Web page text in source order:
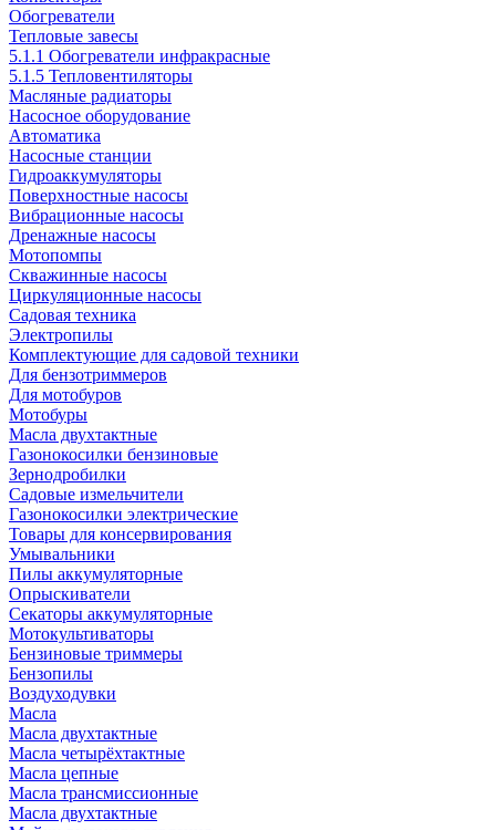
Обогреватели
Тепловые завесы
5.1.1 Обогреватели инфракрасные
5.1.5 Тепловентиляторы
Масляные радиаторы
Насосное оборудование
Автоматика
Насосные станции
Гидроаккумуляторы
Поверхностные насосы
Вибрационные насосы
Дренажные насосы
Мотопомпы
Скважинные насосы
Циркуляционные насосы
Садовая техника
Электропилы
Комплектующие для садовой техники
Для бензотриммеров
Для мотобуров
Мотобуры
Масла двухтактные
Газонокосилки бензиновые
Зернодробилки
Садовые измельчители
Газонокосилки электрические
Товары для консервирования
Умывальники
Пилы аккумуляторные
Опрыскиватели
Секаторы аккумуляторные
Мотокультиваторы
Бензиновые триммеры
Бензопилы
Воздуходувки
Масла
Масла двухтактные
Масла четырёхтактные
Масла цепные
Масла трансмиссионные
Масла двухтактные